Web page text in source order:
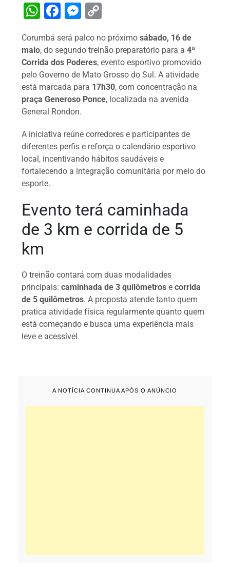
W
at
s
A
p
p
F
c
e
b
o
o
M
s
s
e
n
p
y
Li
n
k
Corumbá será palco no próximosábado, 16 de
maio, do segundo treinão preparatório para a4ª
Corrida dos Poderes, evento esportivo promovido
pelo Governo de Mato Grosso do Sul. A atividade
está marcada para 17h30, com concentração na
praça Generoso Ponce, localizada na avenida
General Rondon.
A iniciativa reúne corredores e participantes de
diferentes perfis e reforça o calendário esportivo
local, incentivando hábitos saudáveis e
fortalecendo a integração comunitária por meio do
esporte.
Evento terá caminhada
de 3 km e corrida de 5
km
O treinão contará com duas modalidades
principais:caminhada de 3 quilômetros ecorrida
de 5 quilômetros. A proposta atende tanto quem
pratica atividade física regularmente quanto quem
está começando e busca uma experiência mais
leve e acessível.
A NOTÍCIA CONTINUA APÓS O ANÚNCIO